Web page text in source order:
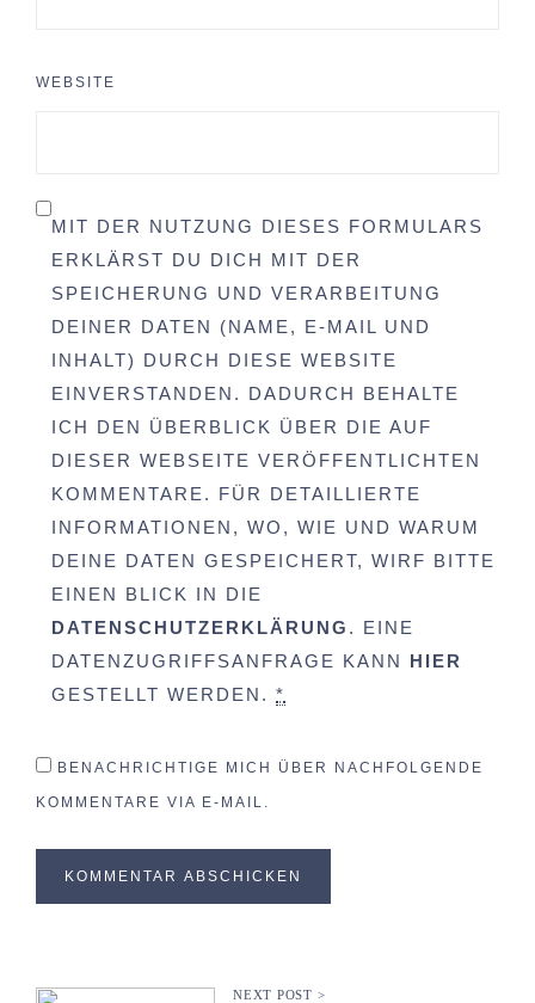
WEBSITE
MIT DER NUTZUNG DIESES FORMULARS
ERKLÄRST DU DICH MIT DER
SPEICHERUNG UND VERARBEITUNG
DEINER DATEN (NAME, E-MAIL UND
INHALT) DURCH DIESE WEBSITE
EINVERSTANDEN. DADURCH BEHALTE
ICH DEN ÜBERBLICK ÜBER DIE AUF
DIESER WEBSEITE VERÖFFENTLICHTEN
KOMMENTARE. FÜR DETAILLIERTE
INFORMATIONEN, WO, WIE UND WARUM
DEINE DATEN GESPEICHERT, WIRF BITTE
EINEN BLICK IN DIE
DATENSCHUTZERKLÄRUNG . EINE
DATENZUGRIFFSANFRAGE KANN HIER
GESTELLT WERDEN. *
BENACHRICHTIGE MICH ÜBER NACHFOLGENDE
KOMMENTARE VIA E-MAIL.
NEXT POST >